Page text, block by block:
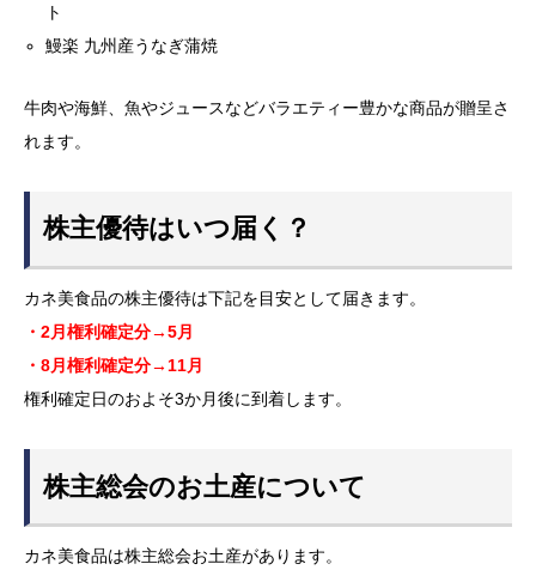
ト
鰻楽 九州産うなぎ蒲焼
牛肉や海鮮、魚やジュースなどバラエティー豊かな商品が贈呈さ
れます。
株主優待はいつ届く？
カネ美食品の株主優待は下記を目安として届きます。
・2月権利確定分→5月
・8月権利確定分→11月
権利確定日のおよそ3か月後に到着します。
株主総会のお土産について
カネ美食品は株主総会お土産があります。